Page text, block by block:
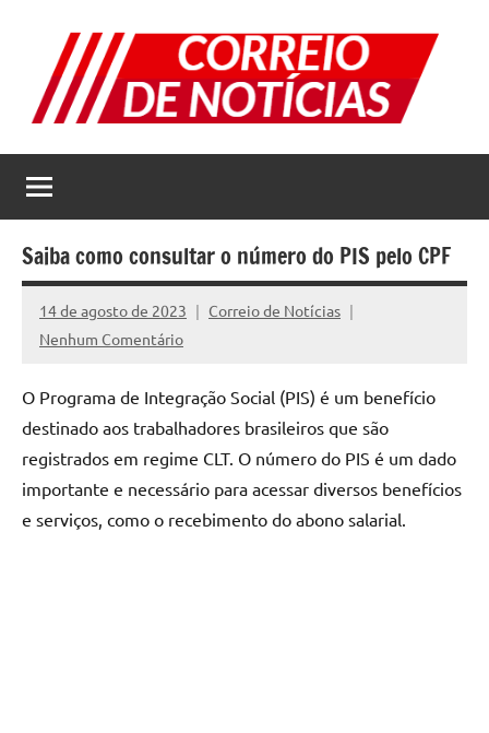
conteúdo
Correio
de
Notícias
as
melhores
notícias
internet
Saiba como consultar o número do PIS pelo CPF
14 de agosto de 2023
Correio de Notícias
Nenhum Comentário
O Programa de Integração Social (PIS) é um benefício
destinado aos trabalhadores brasileiros que são
registrados em regime CLT. O número do PIS é um dado
importante e necessário para acessar diversos benefícios
e serviços, como o recebimento do abono salarial.